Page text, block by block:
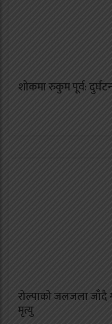
शोकमा रुकुम पूर्व:
रोल्पाको जलजला जाँदै
मृत्यु